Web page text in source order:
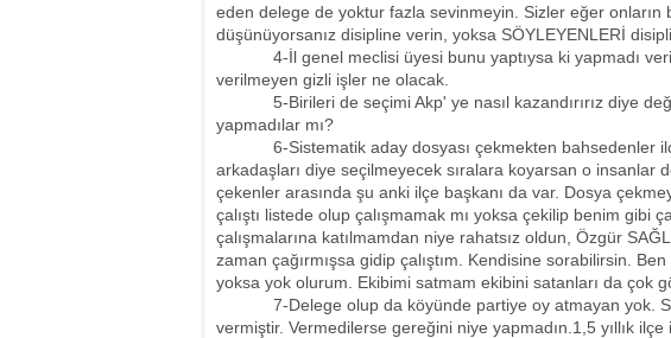
eden delege de yoktur fazla sevinmeyin. Sizler eğer onların
düşünüyorsanız disipline verin, yoksa SÖYLEYENLERİ
4-İl genel meclisi üyesi bunu yaptıysa ki yapmadı
verilmeyen gizli işler ne olacak.
5-Birileri de seçimi Akp' ye nasıl kazandırırız diye
yapmadılar mı?
6-Sistematik aday dosyası çekmekten bahsedenler
arkadaşları diye seçilmeyecek sıralara koyarsan o insanlar
çekenler arasında şu anki ilçe başkanı da var. Dosya
çalıştı listede olup çalışmamak mı yoksa çekilip benim gibi
çalışmalarına katılmamdan niye rahatsız oldun, Özgür
zaman çağırmışsa gidip çalıştım. Kendisine sorabilirsin.
yoksa yok olurum. Ekibimi satmam ekibini satanları da çok
7-Delege olup da köyünde partiye oy atmayan yok.
vermiştir. Vermedilerse gereğini niye yapmadın.1,5 yıllık